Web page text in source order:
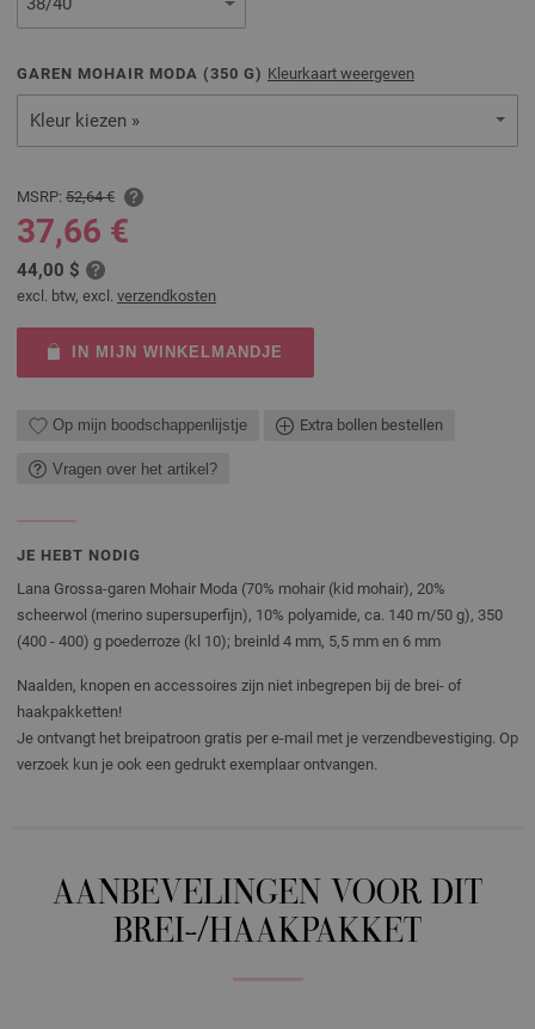
GAREN MOHAIR MODA (350 G) Kleurkaart weergeven
Kleur kiezen »
MSRP: 52,64 €
37,66 €
44,00 $
excl. btw, excl. verzendkosten
IN MIJN WINKELMANDJE
Op mijn boodschappenlijstje Extra bollen bestellen
Vragen over het artikel?
JE HEBT NODIG
Lana Grossa-garen Mohair Moda (70% mohair (kid mohair), 20%
scheerwol (merino supersuperfijn), 10% polyamide, ca. 140 m/50 g), 350
(400 - 400) g poederroze (kl 10); breinld 4 mm, 5,5 mm en 6 mm
Naalden, knopen en accessoires zijn niet inbegrepen bij de brei- of
haakpakketten!
Je ontvangt het breipatroon gratis per e-mail met je verzendbevestiging. Op
verzoek kun je ook een gedrukt exemplaar ontvangen.
AANBEVELINGEN VOOR DIT
BREI-/HAAKPAKKET